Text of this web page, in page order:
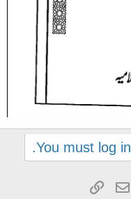
You must log
ای میل
Link